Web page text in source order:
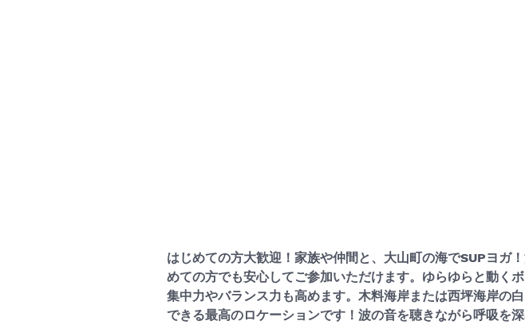
はじめての方大歓迎！家族や仲間と、大山町の海でSUPヨガ
めての方でも安心してご参加いただけます。ゆらゆらと動く
集中力やバランス力も高めます。木料海岸または西坪海岸の
できる最高のロケーションです！波の音を聴きながら呼吸を